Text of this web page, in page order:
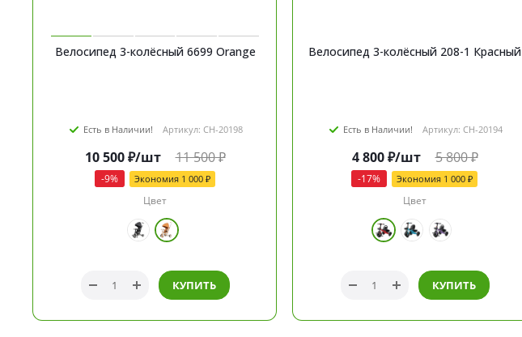
Велосипед 3-колёсный 6699 Orange
Есть в Наличии! Артикул: CH-20198
10 500₽/шт 11 500₽
-9% Экономия 1 000₽
Цвет
КУПИТЬ
Велосипед 3-колёсный 208-1 Красный
Есть в Наличии! Артикул: CH-20194
4 800₽/шт 5 800₽
-17% Экономия 1 000 ₽
Цвет
КУПИТЬ